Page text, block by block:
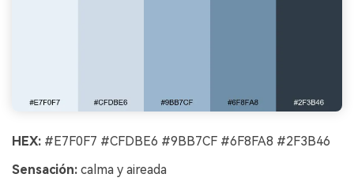
HEX: #E7F0F7 #CFDBE6 #9BB7CF #6F8FA8 #2F3B46
Sensación: calma y aireada